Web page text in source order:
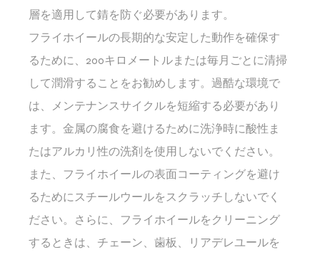
層を適用して錆を防ぐ必要があります。
フライホイールの長期的な安定した動作を確保す
るために、200キロメートルまたは毎月ごとに清掃
して潤滑することをお勧めします。過酷な環境で
は、メンテナンスサイクルを短縮する必要があり
ます。金属の腐食を避けるために洗浄時に酸性ま
たはアルカリ性の洗剤を使用しないでください。
また、フライホイールの表面コーティングを避け
るためにスチールウールをスクラッチしないでく
ださい。さらに、フライホイールをクリーニング
するときは、チェーン、歯板、リアデレユールを